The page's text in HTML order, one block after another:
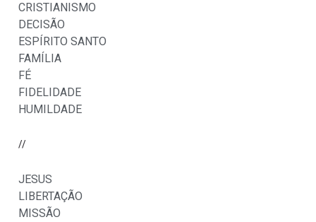
CRISTIANISMO
DECISÃO
ESPÍRITO SANTO
FAMÍLIA
FÉ
FIDELIDADE
HUMILDADE
//
JESUS
LIBERTAÇÃO
MISSÃO